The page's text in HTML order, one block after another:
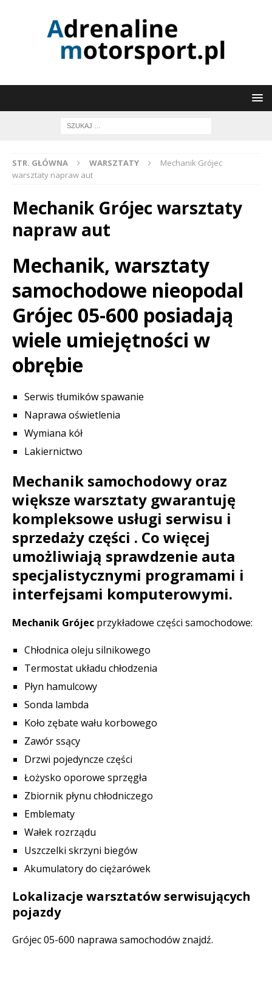
STR. GŁÓWNA WARSZTATY
Mechanik Grójec
warsztaty napraw aut
Mechanik Grójec warsztaty
napraw aut
Mechanik, warsztaty
samochodowe nieopodal
Grójec 05-600 posiadają
wiele umiejętności w
obrębie
Serwis tłumików spawanie
Naprawa oświetlenia
Wymiana kół
Lakiernictwo
Mechanik samochodowy oraz
większe warsztaty gwarantuję
kompleksowe usługi serwisu i
sprzedaży części . Co więcej
umożliwiają sprawdzenie auta
specjalistycznymi programami i
interfejsami komputerowymi.
Mechanik Grójec przykładowe części samochodowe:
Chłodnica oleju silnikowego
Termostat układu chłodzenia
Płyn hamulcowy
Sonda lambda
Koło zębate wału korbowego
Zawór ssący
Drzwi pojedyncze części
Łożysko oporowe sprzęgła
Zbiornik płynu chłodniczego
Emblematy
Wałek rozrządu
Uszczelki skrzyni biegów
Akumulatory do ciężarówek
Lokalizacje warsztatów serwisujących
pojazdy
Grójec 05-600 naprawa samochodów znajdź.